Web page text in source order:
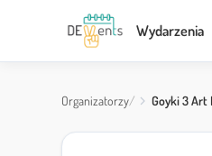
Wydarzenia
Organizatorzy Goyki 3 Art